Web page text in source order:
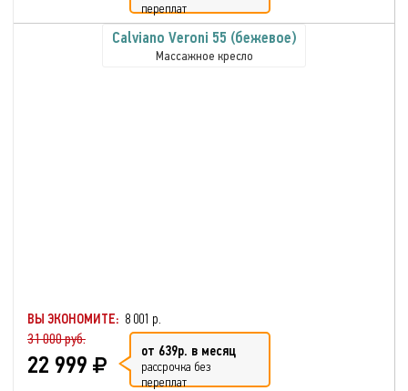
переплат
Calviano Veroni 55 (бежевое)
Массажное кресло
ВЫ ЭКОНОМИТЕ: 8 001 р.
31 000 руб.
22 999 от 639р. в месяц
рассрочка без
переплат